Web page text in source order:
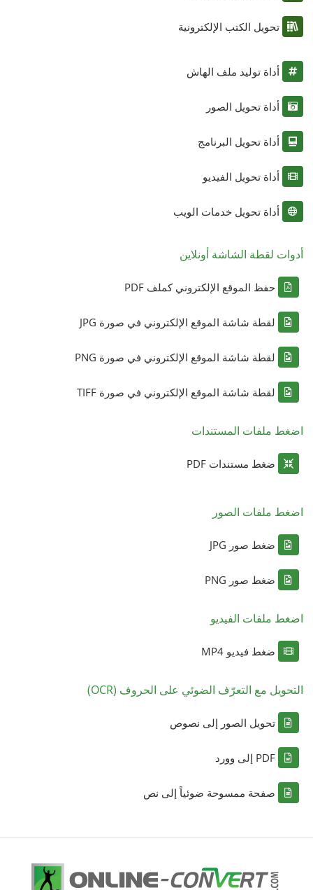
تحويل الكتب الإلكترونية
أداة توليد ملف الهاش
أداة تحويل الصور
أداة تحويل البرنامج
أداة تحويل الفيديو
أداة تحويل خدمات الويب
أدوات لقطة الشاشة أونلاين
حفظ الموقع الإلكتروني كملف PDF
لقطة شاشة الموقع الإلكتروني في صورة JPG
لقطة شاشة الموقع الإلكتروني في صورة PNG
لقطة شاشة الموقع الإلكتروني في صورة TIFF
اضغط ملفات المستندات
ضغط مستندات PDF
اضغط ملفات الصور
ضغط صور JPG
ضغط صور PNG
اضغط ملفات الفيديو
ضغط فيديو MP4
التحويل مع التعرّف الضوئي على الحروف (OCR)
تحويل الصور إلى نصوص
PDF إلى وورد
صفحة ممسوحة ضوئياً إلى نص